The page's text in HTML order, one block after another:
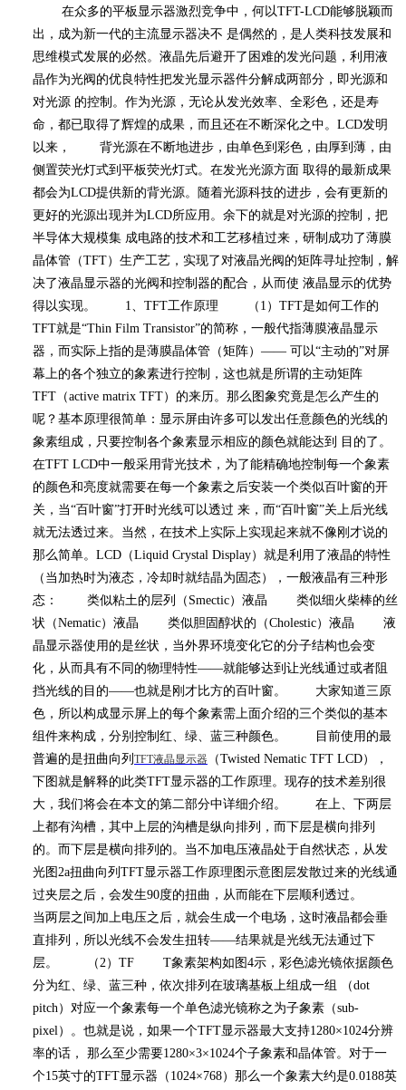
在众多的平板显示器激烈竞争中，何以TFT-LCD能够脱颖而
出，成为新一代的主流显示器决不 是偶然的，是人类科技发展和
思维模式发展的必然。液晶先后避开了困难的发光问题，利用液
晶作为光阀的优良特性把发光显示器件分解成两部分，即光源和
对光源 的控制。作为光源，无论从发光效率、全彩色，还是寿
命，都已取得了辉煌的成果，而且还在不断深化之中。 LCD发明
以来， 背光源在不断地进步，由单色到彩色，由厚到薄，由
侧置荧光灯式到平板荧光灯式。在发光光源方面 取得的最新成果
都会为LCD提供新的背光源。随着光源科技的进步，会有更新的
更好的光源出现并为LCD所应用。余下的就是对光源的控制，把
半导体大规模集 成电路的技术和工艺移植过来，研制成功了薄膜
晶体管（TFT）生产工艺，实现了对液晶光阀的矩阵寻址控制，解
决了液晶显示器的光阀和控制器的配合，从而使 液晶显示的优势
得以实现。 1 TFT工作原理 （ 1 ） TFT是如何工作的
TFT就是“Thin Film Transistor”的简称，一般代指薄膜液晶显示
器，而实际上指的是薄膜晶体管（矩阵） —— 可以“主动的”对屏
幕上的各个独立的象素进行控制，这也就是所谓的主动矩阵
TFT （active matrix TFT）的来历。那么图象究竟是怎么产生的
呢？基本原理很简单：显示屏由许多可以发出任意颜色的光线的
象素组成，只要控制各个象素显示相应的颜色就能达到 目的了。
在TFT LCD中一般采用背光技术，为了能精确地控制每一个象素
的颜色和亮度就需要在每一个象素之后安装一个类似百叶窗的开
关，当“百叶窗”打开时光线可以透过 来，而“百叶窗”关上后光线
就无法透过来。当然，在技术上实际上实现起来就不像刚才说的
那么简单。 LCD （Liquid Crystal Display）就是利用了液晶的特性
（当加热时为液态，冷却时就结晶为固态），一般液晶有三种形
态： 类似粘土的层列（ Smectic）液晶 类似细火柴棒的丝
状（Nematic）液晶 类似胆固醇状的（Cholestic）液晶 液
晶显示器使用的是丝状，当外界环境变化它的分子结构也会变
化，从而具有不同的物理特性——就能够达到让光线通过或者阻
挡光线的目的——也就是刚才比方的百叶窗。 大家知道三原
色，所以构成显示屏上的每个象素需上面介绍的三个类似的基本
组件来构成，分别控制红、绿、蓝三种颜色。 目前使用的最
普遍的是扭曲向列 TFT液晶显示器 （Twisted Nematic TFT LCD），
下图就是解释的此类TFT显示器的工作原理。现存的技术差别很
大，我们将会在本文的第二部分中详细介绍。 在上、下两层
上都有沟槽，其中上层的沟槽是纵向排列，而下层是横向排列
的。而下层是横向排列的。当不加电压液晶处于自然状态，从发
光图 2a扭曲向列 TFT显示器工作原理图示意图层发散过来的光线通
过夹层之后，会发生90度的扭曲，从而能在下层顺利透过。
当两层之间加上电压之后，就会生成一个电场，这时液晶都会垂
直排列，所以光线不会发生扭转——结果就是光线无法通过下
层。 （ 2 ） TF T象素架构如图4示，彩色滤光镜依据颜色
分为红、绿、蓝三种，依次排列在玻璃基板上组成一组 （dot
pitch ）对应一个象素每一个单色滤光镜称之为子象素（sub-
pixel ）。也就是说，如果一个TFT显示器最大支持1280×1024分辨
率的话， 那么至少需要1280×3×1024个子象素和晶体管。对于一
个15英寸的TFT显示器（ 1024×768）那么一个象素大约是0.0188英